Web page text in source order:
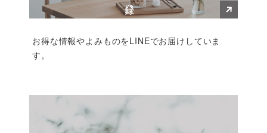
お得な情報やよみものをLINEでお届けしていま
す。